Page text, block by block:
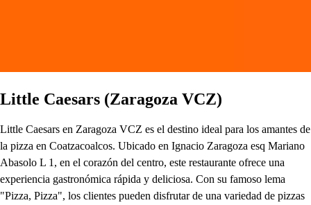
Little Caesars (Zaragoza VCZ)
Little Caesars en Zaragoza VCZ es el destino ideal para los amantes de
la pizza en Coatzacoalcos. Ubicado en Ignacio Zaragoza esq Mariano
Abasolo L 1, en el corazón del centro, este restaurante ofrece una
experiencia gastronómica rápida y deliciosa. Con su famoso lema
"Pizza, Pizza", los clientes pueden disfrutar de una variedad de pizzas